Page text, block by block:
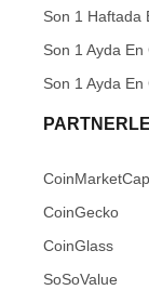
Son 1 Haftada
Son 1 Ayda
Son 1 Ayda
CoinMarketCap
CoinGecko
CoinGlass
SoSoValue